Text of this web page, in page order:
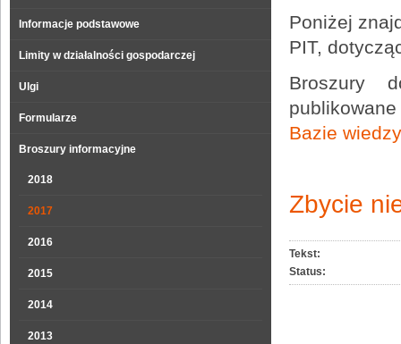
Informacje podstawowe
Limity w działalności gospodarczej
Ulgi
Formularze
Broszury informacyjne
2018
2017
2016
2015
2014
2013
Poniżej
PIT,
Broszury
Bazie wiedzy
Zbycie
Tekst:
Status: